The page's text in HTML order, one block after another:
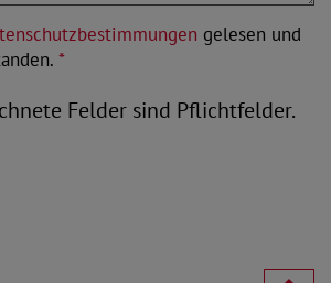
gelesen und
*
Felder sind Pflichtfelder.